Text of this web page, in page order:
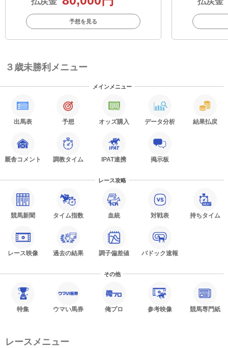
予想を見る
３歳未勝利メニュー
メインメニュー
出馬表 予想 オッズ購入 データ分析 結果払戻
厩舎コメント 調教タイム IPAT連携 掲示板
レース攻略
競馬新聞 タイム指数 血統 対戦表 持ちタイム
レース映像 過去の結果 調子偏差値 パドック速報
その他
特集 ウマい馬券 俺プロ 参考映像 競馬専門紙
レースメニュー